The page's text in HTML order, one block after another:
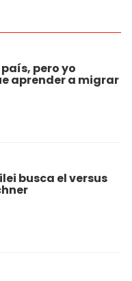
pero yo
aprender a migrar
busca el versus